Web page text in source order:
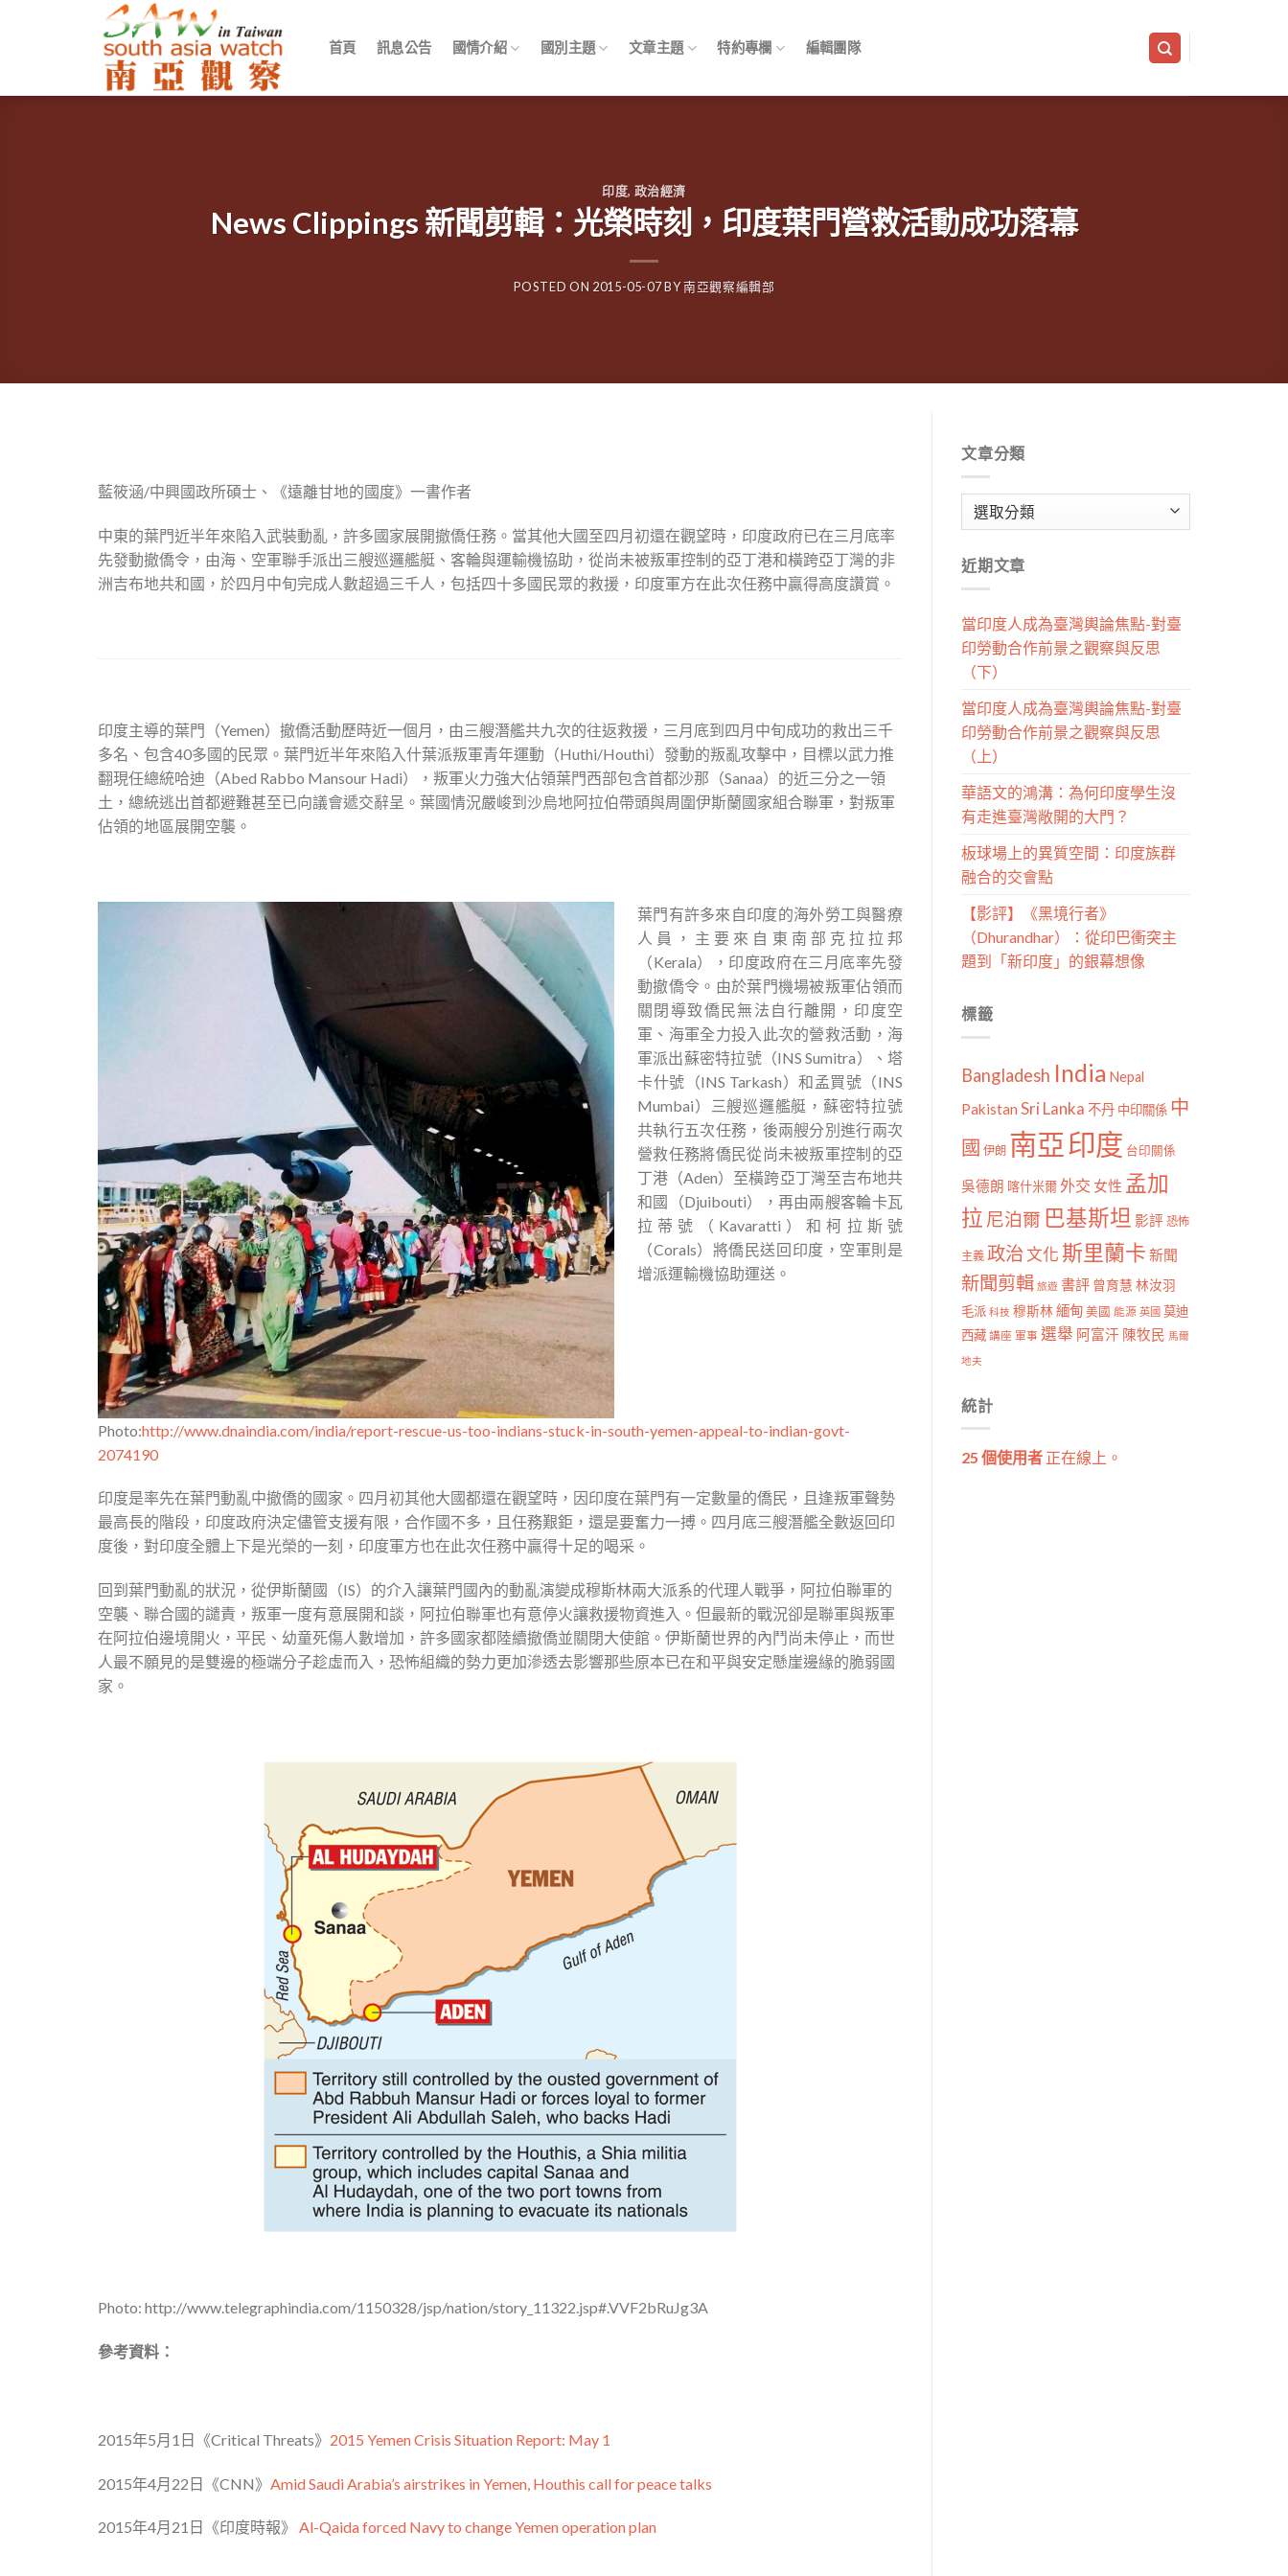
首頁 訊息公告 國情介紹 國別主題 文章主題 特約專欄 編輯團隊
印度, 政治經濟
News Clippings 新聞剪輯：光榮時刻，印度葉門營救活動成功落幕
POSTED ON 2015-05-07BY南亞觀察編輯部
藍筱涵/中興國政所碩士、《遠離甘地的國度》一書作者
中東的葉門近半年來陷入武裝動亂，許多國家展開撤僑任務。當其他大國至四月初還在觀望時，印度政府已在三月底率
先發動撤僑令，由海、空軍聯手派出三艘巡邏艦艇、客輪與運輸機協助，從尚未被叛軍控制的亞丁港和橫跨亞丁灣的非
洲吉布地共和國，於四月中旬完成人數超過三千人，包括四十多國民眾的救援，印度軍方在此次任務中贏得高度讚賞。
印度主導的葉門（Yemen）撤僑活動歷時近一個月，由三艘潛艦共九次的往返救援，三月底到四月中旬成功的救出三千
多名、包含40多國的民眾。葉門近半年來陷入什葉派叛軍青年運動（Huthi/Houthi）發動的叛亂攻擊中，目標以武力推
翻現任總統哈迪（Abed Rabbo Mansour Hadi），叛軍火力強大佔領葉門西部包含首都沙那（Sanaa）的近三分之一領
土，總統逃出首都避難甚至已向議會遞交辭呈。葉國情況嚴峻到沙烏地阿拉伯帶頭與周圍伊斯蘭國家組合聯軍，對叛軍
佔領的地區展開空襲。
葉門有許多來自印度的海外勞工與醫療
人員，主要來自東南部克拉拉邦
（Kerala），印度政府在三月底率先發
動撤僑令。由於葉門機場被叛軍佔領而
關閉導致僑民無法自行離開，印度空
軍、海軍全力投入此次的營救活動，海
軍派出蘇密特拉號（INS Sumitra）、塔
卡什號（INS Tarkash）和孟買號（INS
Mumbai）三艘巡邏艦艇，蘇密特拉號
共執行五次任務，後兩艘分別進行兩次
營救任務將僑民從尚未被叛軍控制的亞
丁港（Aden）至橫跨亞丁灣至吉布地共
和國（Djuibouti），再由兩艘客輪卡瓦
拉蒂號（Kavaratti）和柯拉斯號
（Corals）將僑民送回印度，空軍則是
增派運輸機協助運送。
Photo:http://www.dnaindia.com/india/report-rescue-us-too-indians-stuck-in-south-yemen-appeal-to-indian-govt-
2074190
印度是率先在葉門動亂中撤僑的國家。四月初其他大國都還在觀望時，因印度在葉門有一定數量的僑民，且逢叛軍聲勢
最高長的階段，印度政府決定儘管支援有限，合作國不多，且任務艱鉅，還是要奮力一搏。四月底三艘潛艦全數返回印
度後，對印度全體上下是光榮的一刻，印度軍方也在此次任務中贏得十足的喝采。
回到葉門動亂的狀況，從伊斯蘭國（IS）的介入讓葉門國內的動亂演變成穆斯林兩大派系的代理人戰爭，阿拉伯聯軍的
空襲、聯合國的譴責，叛軍一度有意展開和談，阿拉伯聯軍也有意停火讓救援物資進入。但最新的戰況卻是聯軍與叛軍
在阿拉伯邊境開火，平民、幼童死傷人數增加，許多國家都陸續撤僑並關閉大使館。伊斯蘭世界的內鬥尚未停止，而世
人最不願見的是雙邊的極端分子趁虛而入，恐怖組織的勢力更加滲透去影響那些原本已在和平與安定懸崖邊緣的脆弱國
家。
Photo: http://www.telegraphindia.com/1150328/jsp/nation/story_11322.jsp#.VVF2bRuJg3A
參考資料：
2015年5月1日《Critical Threats》 2015 Yemen Crisis Situation Report: May 1
2015年4月22日《CNN》 Amid Saudi Arabia’s airstrikes in Yemen, Houthis call for peace talks
2015年4月21日《印度時報》 Al-Qaida forced Navy to change Yemen operation plan
文章分類
章
類
近期文章
當印度人成為臺灣輿論焦點-對臺
印勞動合作前景之觀察與反思
（下）
當印度人成為臺灣輿論焦點-對臺
印勞動合作前景之觀察與反思
（上）
華語文的鴻溝：為何印度學生沒
有走進臺灣敞開的大門？
板球場上的異質空間：印度族群
融合的交會點
【影評】《黑境行者》
（Dhurandhar）：從印巴衝突主
題到「新印度」的銀幕想像
標籤
Bangladesh India Nepal
Pakistan Sri Lanka 不丹 中印關係 中
國 伊朗 南亞印度 台印關係
吳德朗 喀什米爾外交 女性 孟加
拉 尼泊爾 巴基斯坦 影評 恐怖
主義 政治文化斯里蘭卡 新聞
新聞剪輯 旅遊 書評 曾育慧 林汝羽
毛派 科技 穆斯林 緬甸 美國 能源 英國 莫迪
西藏 講座 軍事 選舉 阿富汗 陳牧民 馬爾
地夫
統計
25 個使用者 正在線上。